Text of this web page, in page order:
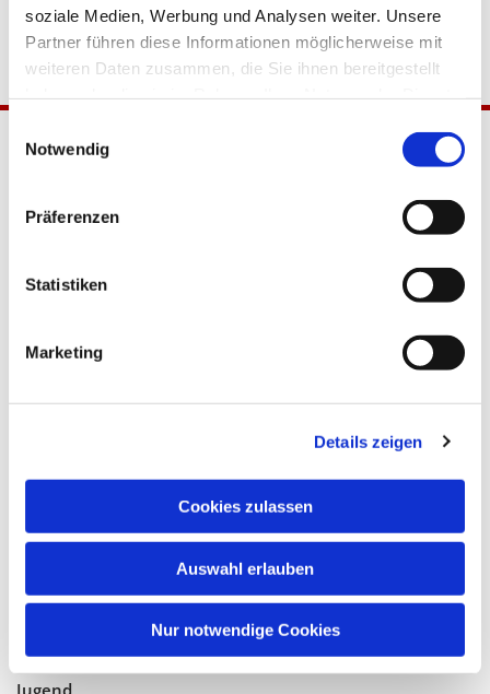
soziale Medien, Werbung und Analysen weiter. Unsere
Partner führen diese Informationen möglicherweise mit
weiteren Daten zusammen, die Sie ihnen bereitgestellt
Notwendig
Präferenzen
Statistiken
Marketing
Details zeigen
Cookies zulassen
Auswahl erlauben
Nur notwendige Cookies
Tempelhof-Buckow
Gottesdienste
Taufe, Kommunion & Trauung
Pfarreileben
Jugend